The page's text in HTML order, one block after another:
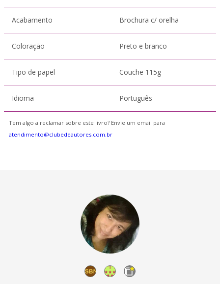
Acabamento Brochura c/ orelha
Coloração Preto e branco
Tipo de papel Couche 115g
Idioma Português
Tem algo a reclamar sobre este livro? Envie um email para
atendimento@clubedeautores.com.br